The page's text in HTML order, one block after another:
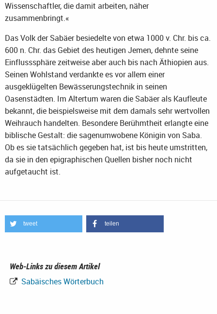
Wissenschaftler, die damit arbeiten, näher
zusammenbringt.«
Das Volk der Sabäer besiedelte von etwa 1000 v. Chr. bis ca.
600 n. Chr. das Gebiet des heutigen Jemen, dehnte seine
Einflusssphäre zeitweise aber auch bis nach Äthiopien aus.
Seinen Wohlstand verdankte es vor allem einer
ausgeklügelten Bewässerungstechnik in seinen
Oasenstädten. Im Altertum waren die Sabäer als Kaufleute
bekannt, die beispielsweise mit dem damals sehr wertvollen
Weihrauch handelten. Besondere Berühmtheit erlangte eine
biblische Gestalt: die sagenumwobene Königin von Saba.
Ob es sie tatsächlich gegeben hat, ist bis heute umstritten,
da sie in den epigraphischen Quellen bisher noch nicht
aufgetaucht ist.
tweet teilen
Web-Links zu diesem Artikel
Sabäisches Wörterbuch